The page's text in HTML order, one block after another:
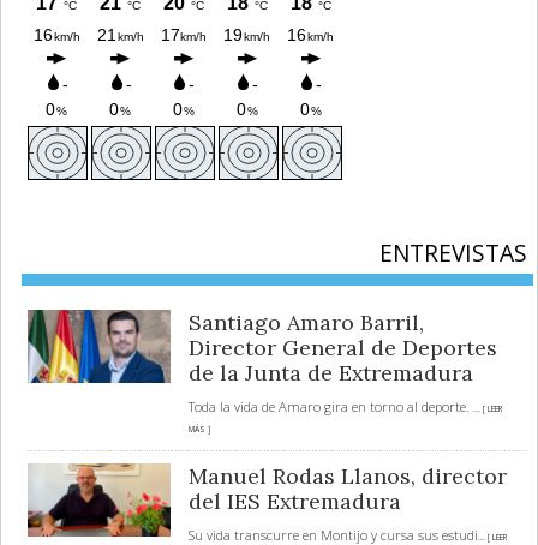
ENTREVISTAS
Santiago Amaro Barril,
Director General de Deportes
de la Junta de Extremadura
Toda la vida de Amaro gira en torno al deporte.
... [ LEER
MÁS ]
Manuel Rodas Llanos, director
del IES Extremadura
Su vida transcurre en Montijo y cursa sus estudi... [ LEER